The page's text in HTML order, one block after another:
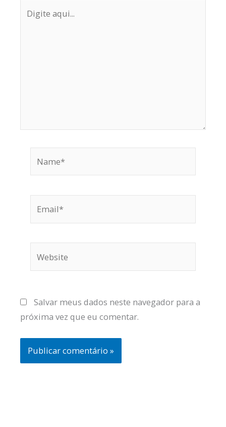
aqui...
Salvar meus dados neste navegador para a
próxima vez que eu comentar.